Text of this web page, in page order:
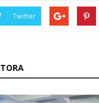
Twitter